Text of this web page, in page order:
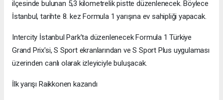
ilçesinde bulunan 5,3 kilometrelik pistte düzenlenecek. Böylece
İstanbul, tarihte 8. kez Formula 1 yarışına ev sahipliği yapacak.
Intercity İstanbul Park’ta düzenlenecek Formula 1 Türkiye
Grand Prix'si, S Sport ekranlarından ve S Sport Plus uygulaması
üzerinden canlı olarak izleyiciyle buluşacak.
İlk yarışı Raikkonen kazandı